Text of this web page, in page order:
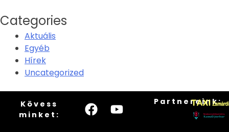
Categories
Aktuális
Egyéb
Hírek
Uncategorized
Kövess
minket:
Partnereink: